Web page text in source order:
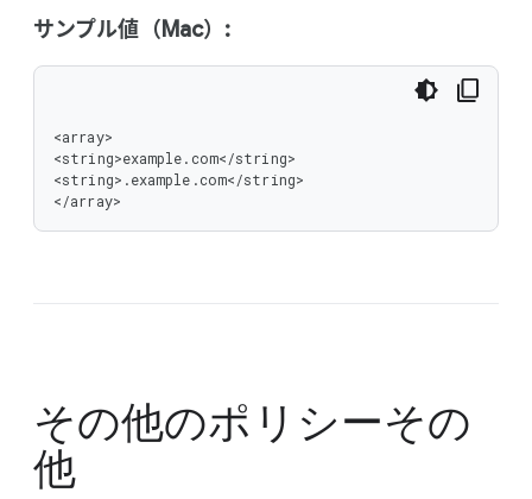
サンプル値（Mac）:
<array>
<string>example.com</string>
<string>.example.com</string>
</array>
その他のポリシーその
他